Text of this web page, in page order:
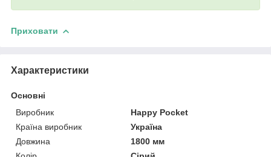
Приховати
Характеристики
Основні
Виробник
Happy Pocket
Країна виробник
Україна
Довжина
1800 мм